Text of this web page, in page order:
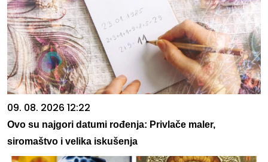
09. 08. 2026 12:22
Ovo su najgori datumi rođenja: Privlače maler,
siromaštvo i velika iskušenja